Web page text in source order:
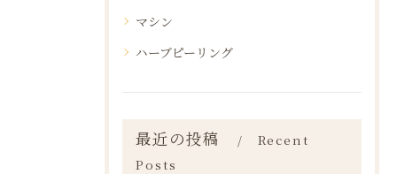
マシン
ハーブピーリング
最近の投稿
Recent
Posts